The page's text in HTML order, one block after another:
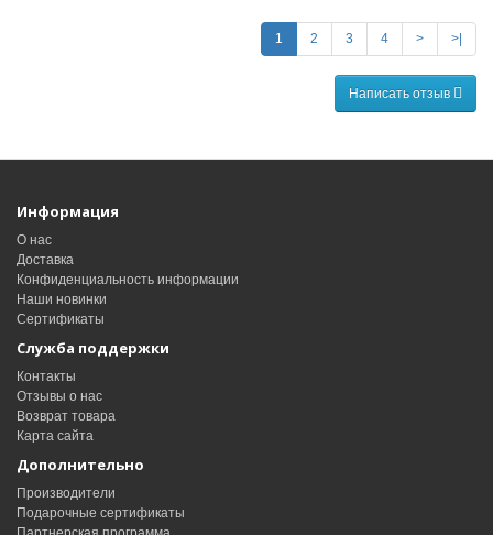
1 2 3 4 > >|
Написать отзыв
Информация
О нас
Доставка
Конфиденциальность информации
Наши новинки
Сертификаты
Служба поддержки
Контакты
Отзывы о нас
Возврат товара
Карта сайта
Дополнительно
Производители
Подарочные сертификаты